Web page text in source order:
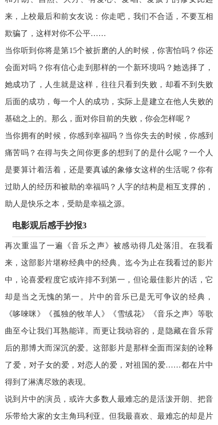
来，上校最后和前女友说：你走吧，我们不合适，不要互相
欺骗了，这样对你不公平……
当你听到你将是第15个被折磨的人的时候，你害怕吗？你还
会面对吗？你有信心走到那样的一个新环境吗？她选择了，
她成功了，人生就是这样，往往只看到失败，却看不到失败
后面的成功，每一个人的成功，实际上是建立在他人失败的
基础之上的。那么，面对你目前的失败，你会怎样呢？
当你拥有的时候，你感到幸福吗？当你失去的时候，你感到
痛苦吗？在得与失之间你更多的想到了的是什么呢？一个人
是要算计着活着，还是要真诚的象修女这样的生活呢？你有
过助人的经历和被助的幸福吗？人字的结构是相互支撑的，
助人是快乐之本，受助是幸福之源。
电影观后感手抄报3
再次重温了一遍《音乐之声》被感动得几处落泪。在我看
来，这部影片堪称经典中的经典。迄今为止在我看过的影片
中，论喜爱程度它或许排不到第一，但论最佳影片的话，它
却是当之无愧的第一。片中的音乐已是无可争议的经典，
《哆唻咪》《孤独的牧羊人》《雪绒花》《音乐之声》等歌
曲至今让我们耳熟能详。而更让我动容的，是隐藏在音乐背
后的那博大而深沉的爱。这部影片是那样全面而深刻的诠释
了爱，对子女的爱，对恋人的爱，对祖国的爱……都在片中
得到了淋漓尽致的表现。
说到片中的演员，或许大多数人最难忘的是活泼开朗、把音
乐带给大家的女主角玛利亚。但我最喜欢、最难忘的却是片